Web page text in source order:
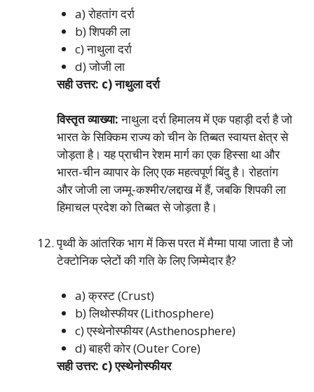
a) रोहतांग दर्रा
b) शिपकी ला
c) नाथुला दर्रा
d) जोजी ला
सही उत्तर: c) नाथुला दर्रा
विस्तृत व्याख्या:नाथुला दर्रा हिमालय में एक पहाड़ी दर्रा है जो
भारत के सिक्किम राज्य को चीन के तिब्बत स्वायत्त क्षेत्र से
जोड़ता है। यह प्राचीन रेशम मार्ग का एक हिस्सा था और
भारत-चीन व्यापार के लिए एक महत्वपूर्ण बिंदु है। रोहतांग
और जोजी ला जम्मू-कश्मीर/लद्दाख में हैं, जबकि शिपकी ला
हिमाचल प्रदेश को तिब्बत से जोड़ता है।
पृथ्वी के आंतरिक भाग में किस परत में मैग्मा पाया जाता है जो
टेक्टोनिक प्लेटों की गति के लिए जिम्मेदार है?
a) क्रस्ट (Crust)
b) लिथोस्फीयर (Lithosphere)
c) एस्थेनोस्फीयर (Asthenosphere)
d) बाहरी कोर (Outer Core)
सही उत्तर: c) एस्थेनोस्फीयर